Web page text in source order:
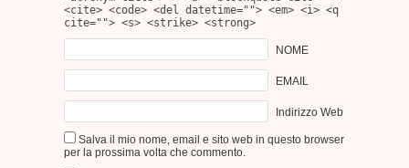
<cite> <code> <del datetime=""> <em> <i> <q
cite=""> <s> <strike> <strong>
NOME
EMAIL
Indirizzo Web
Salva il mio nome, email e sito web in questo browser
per la prossima volta che commento.